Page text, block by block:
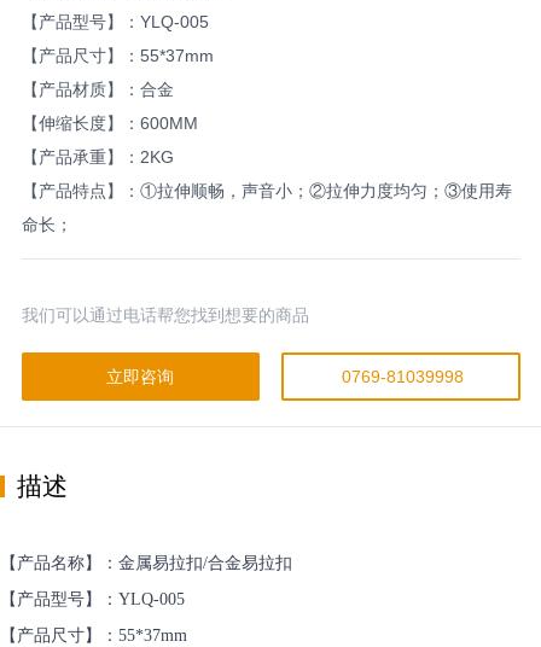
【产品型号】：YLQ-005
【产品尺寸】：55*37mm
【产品材质】：合金
【伸缩长度】：600MM
【产品承重】：2KG
【产品特点】：①拉伸顺畅，声音小；②拉伸力度均匀；③使用寿
命长；
我们可以通过电话帮您找到想要的商品
立即咨询 0769-81039998
描述
【产品名称】：金属易拉扣/合金易拉扣
【产品型号】：YLQ-005
【产品尺寸】：55*37mm